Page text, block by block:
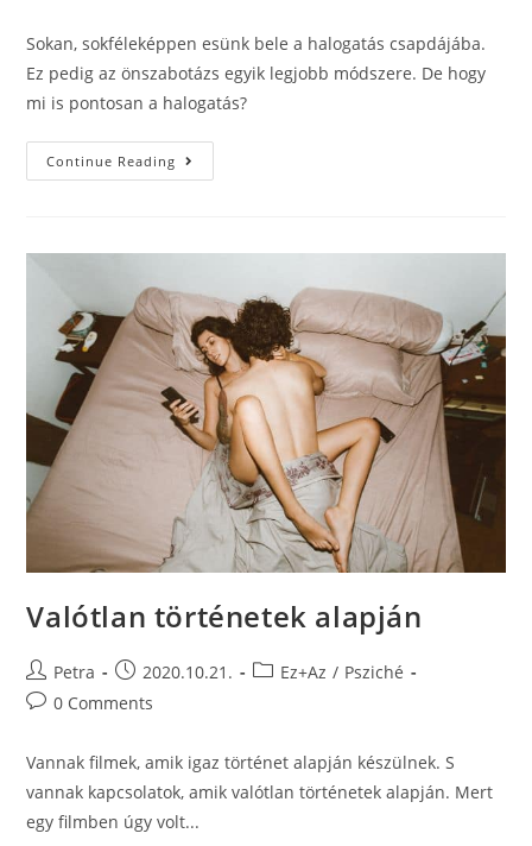
Sokan, sokféleképpen esünk bele a halogatás csapdájába.
Ez pedig az önszabotázs egyik legjobb módszere. De hogy
mi is pontosan a halogatás?
Continue Reading
Valótlan történetek alapján
Petra 2020.10.21. Ez+Az / Psziché
0 Comments
Vannak filmek, amik igaz történet alapján készülnek. S
vannak kapcsolatok, amik valótlan történetek alapján. Mert
egy filmben úgy volt...